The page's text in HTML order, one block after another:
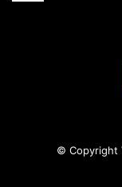
© Copyright